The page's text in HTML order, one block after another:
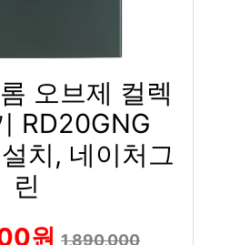
오브제 컬렉
RD20GNG
치, 네이처그
린
원 1,890,000